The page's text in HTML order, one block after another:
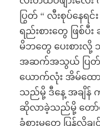
ပြွတ် “ လီးစုပ်နေ
ရည်းစားတွေ ဖြစ်
မိဘတွေ ပေးစားလို့
အဆက်အသွယ် ပြတ်ခဲ့
ယောက်လုံး အိမ်ထော
သည်မို့ ဒီနေ့ အချိန်
ဆိုလာခဲ့သည်မို့ တော်
ခံစားမှုတွေ ပြန်လို